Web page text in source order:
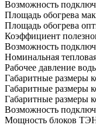
Возможность
Площадь обогрева
Площадь обогрева
Коэффициент
Возможность
Номинальная
Рабочее давление
Габаритные размеры
Габаритные размеры
Габаритные размеры
Возможность
Мощность блоков